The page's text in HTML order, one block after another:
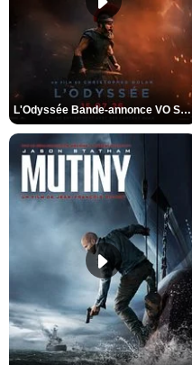
L'Odyssée Bande-annonce VO STFR